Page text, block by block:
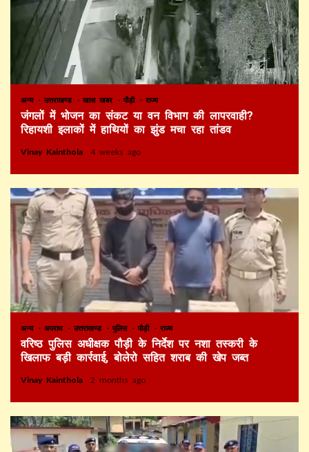
अन्य उत्तराखण्ड खास खबर पौड़ी राज्य
जंगलों में भोजन का संकट या वन विभाग की लापरवाही?
रिहायशी इलाकों में हाथियों का झुंड मचा रहा तांडव
Vinay Kainthola 4 weeks ago
अन्य अपराध उत्तराखण्ड पुलिस पौड़ी राज्य
वरिष्ठ पुलिस अधीक्षक पौड़ी के निर्देश पर नशा तस्करी के
खिलाफ बड़ी कार्रवाई, बोलेरो सहित शराब की खेप जब्त
Vinay Kainthola 2 months ago